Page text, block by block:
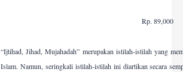
Rp. 89,000
“Ijtihad, Jihad, Mujahadah” merupakan istilah-istilah yang
Islam. Namun, seringkali istilah-istilah ini diartikan secara